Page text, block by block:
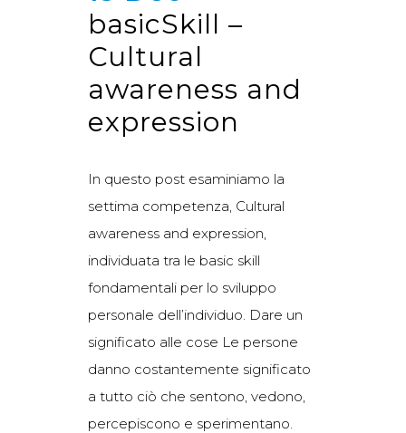
basicSkill –
Cultural
awareness and
expression
In questo post esaminiamo la
settima competenza, Cultural
awareness and expression,
individuata tra le basic skill
fondamentali per lo sviluppo
personale dell’individuo. Dare un
significato alle cose Le persone
danno costantemente significato
a tutto ciò che sentono, vedono,
percepiscono e sperimentano.